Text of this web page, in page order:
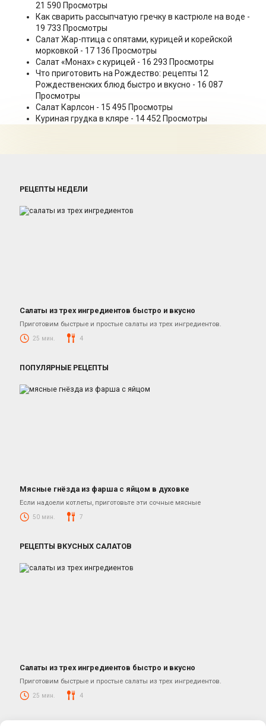
21 590 Просмотры
Как сварить рассыпчатую гречку в кастрюле на воде -
19 733 Просмотры
Салат Жар-птица с опятами, курицей и корейской
морковкой - 17 136 Просмотры
Салат «Монах» с курицей - 16 293 Просмотры
Что приготовить на Рождество: рецепты 12
Рождественских блюд быстро и вкусно - 16 087
Просмотры
Салат Карлсон - 15 495 Просмотры
Куриная грудка в кляре - 14 452 Просмотры
РЕЦЕПТЫ НЕДЕЛИ
Салаты
Салаты из трех ингредиентов быстро и вкусно
Приготовим быстрые и простые салаты из трех ингредиентов.
25 мин. 4
ПОПУЛЯРНЫЕ РЕЦЕПТЫ
Блюда из смешанного фарша
Мясные гнёзда из фарша с яйцом в духовке
Если надоели котлеты, приготовьте эти сочные мясные
50 мин. 7
РЕЦЕПТЫ ВКУСНЫХ САЛАТОВ
Салаты
Салаты из трех ингредиентов быстро и вкусно
Приготовим быстрые и простые салаты из трех ингредиентов.
25 мин. 4